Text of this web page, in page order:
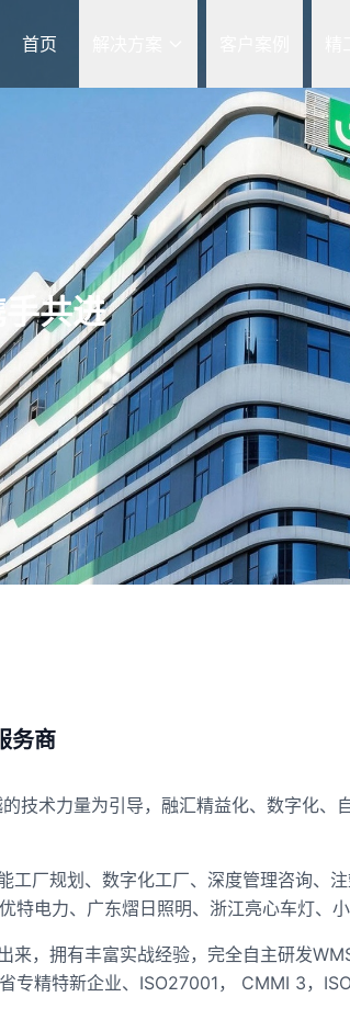
首页
共进
务商
技术力量为引导，融汇精益化、数字化
厂规划、数字化工厂、深度管理咨询、
电力、广东熠日照明、浙江亮心车灯、
，拥有丰富实战经验，完全自主研发
专精特新企业、ISO27001， CMMI 3，